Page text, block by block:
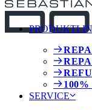
SERVICE